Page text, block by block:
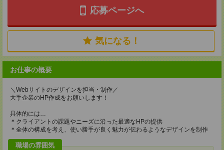
応募ページへ
気になる！
お仕事の概要
＼Webサイトのデザインを担当・制作／
大手企業のHP作成をお願いします！
具体的には…
＊クライアントの課題やニーズに沿った最適なHPの提供
＊全体の構成を考え、使い勝手が良く魅力が伝わるようなデザインを制作
職場の雰囲気